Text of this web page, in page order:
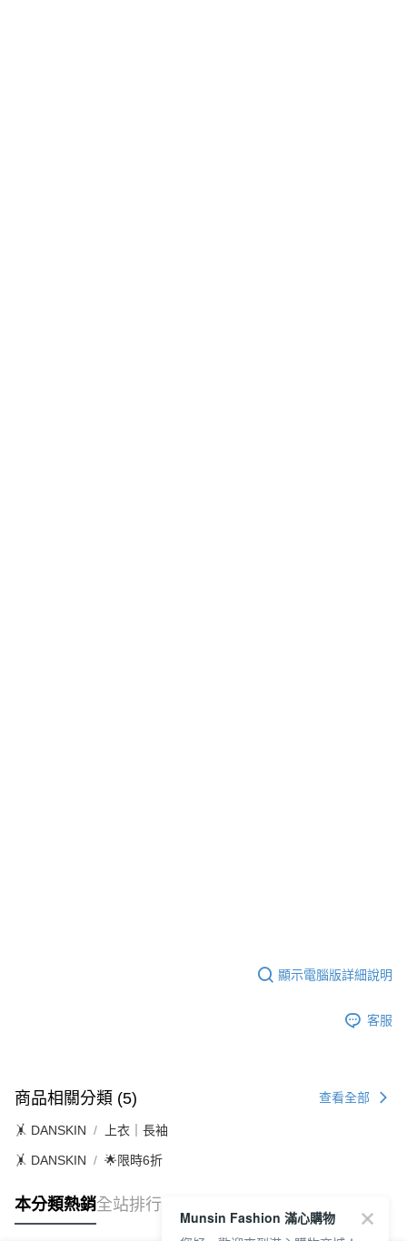
顯示電腦版詳細說明
客服
商品相關分類 (5) 查看全部
🤸 DANSKIN 上衣｜長袖
🤸 DANSKIN 🌟限時6折
本分類熱銷全站排行
Munsin Fashion 滿心購物